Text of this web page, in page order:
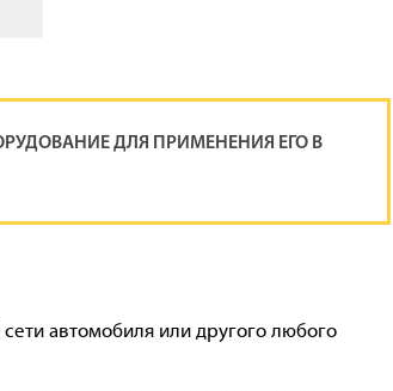
ДЛЯ ПРИМЕНЕНИЯ ЕГО В
автомобиля или другого любого